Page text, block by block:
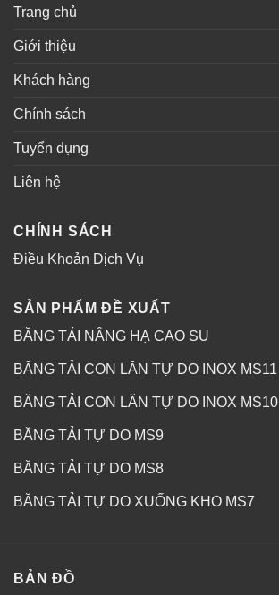
Trang chủ
Giới thiệu
Khách hàng
Chính sách
Tuyển dụng
Liên hệ
CHÍNH SÁCH
Điều Khoản Dịch Vụ
SẢN PHẨM ĐỀ XUẤT
BĂNG TẢI NÂNG HẠ CAO SU
BĂNG TẢI CON LĂN TỰ DO INOX MS11
BĂNG TẢI CON LĂN TỰ DO INOX MS10
BĂNG TẢI TỰ DO MS9
BĂNG TẢI TỰ DO MS8
BĂNG TẢI TỰ DO XUỐNG KHO MS7
BẢN ĐỒ